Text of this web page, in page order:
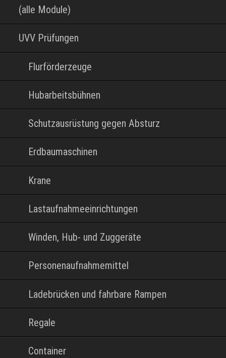
(alle Module)
UVV Prüfungen
Flurförderzeuge
Hubarbeitsbühnen
Schutzausrüstung gegen Absturz
Erdbaumaschinen
Krane
Lastaufnahmeeinrichtungen
Winden, Hub- und Zuggeräte
Personenaufnahmemittel
Ladebrücken und fahrbare Rampen
Regale
Container